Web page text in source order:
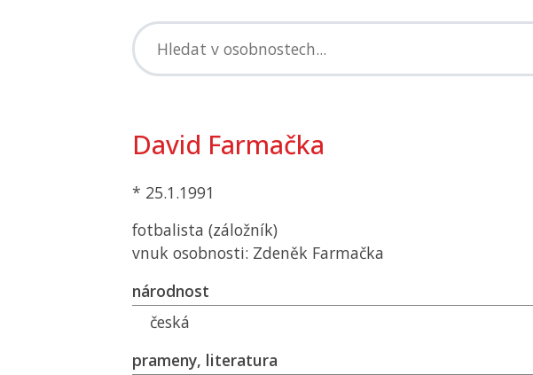
David Farmačka
* 25.1.1991
fotbalista (záložník)
vnuk osobnosti: Zdeněk Farmačka
národnost
česká
prameny, literatura